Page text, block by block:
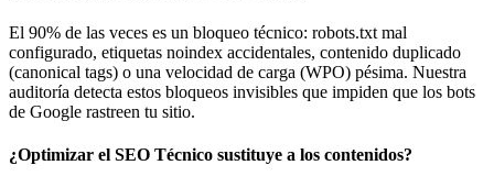
El 90% de las veces es un bloqueo técnico: robots.txt mal
configurado, etiquetas noindex accidentales, contenido duplicado
(canonical tags) o una velocidad de carga (WPO) pésima. Nuestra
auditoría detecta estos bloqueos invisibles que impiden que los bots
de Google rastreen tu sitio.
¿Optimizar el SEO Técnico sustituye a los contenidos?